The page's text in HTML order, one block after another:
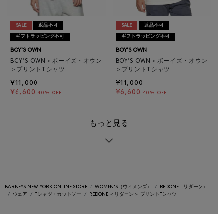
SALE 返品不可
ギフトラッピング不可
BOY'S OWN
BOY’S OWN＜ボーイズ・オウン
＞プリントTシャツ
¥11,000
¥6,600 40% OFF
SALE 返品不可
ギフトラッピング不可
BOY'S OWN
BOY’S OWN＜ボーイズ・オウン
＞プリントTシャツ
¥11,000
¥6,600 40% OFF
もっと見る
BARNEYS NEW YORK ONLINE STORE WOMEN'S（ウィメンズ）
REDONE（リダーン）
ウェア
Tシャツ・カットソー REDONE ＜リダーン＞ プリントTシャツ